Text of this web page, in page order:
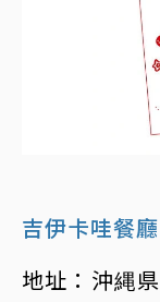
吉伊卡哇餐
地址：沖縄